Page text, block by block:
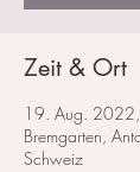
Zeit & Ort
19. Aug.
Bremgarten,
Schweiz